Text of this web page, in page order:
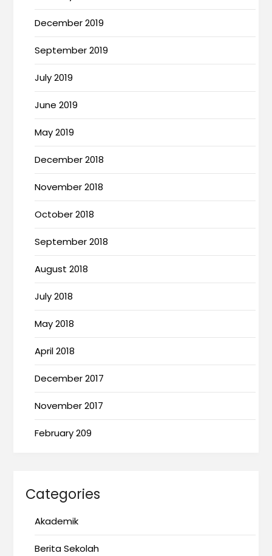
December 2019
September 2019
July 2019
June 2019
May 2019
December 2018
November 2018
October 2018
September 2018
August 2018
July 2018
May 2018
April 2018
December 2017
November 2017
February 209
Categories
Akademik
Berita Sekolah